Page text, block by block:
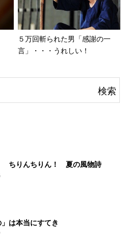
５万回斬られた男「感謝の一
言」・・・うれしい！
ちりんちりん！ 夏の風物詩
」は本当にすてき